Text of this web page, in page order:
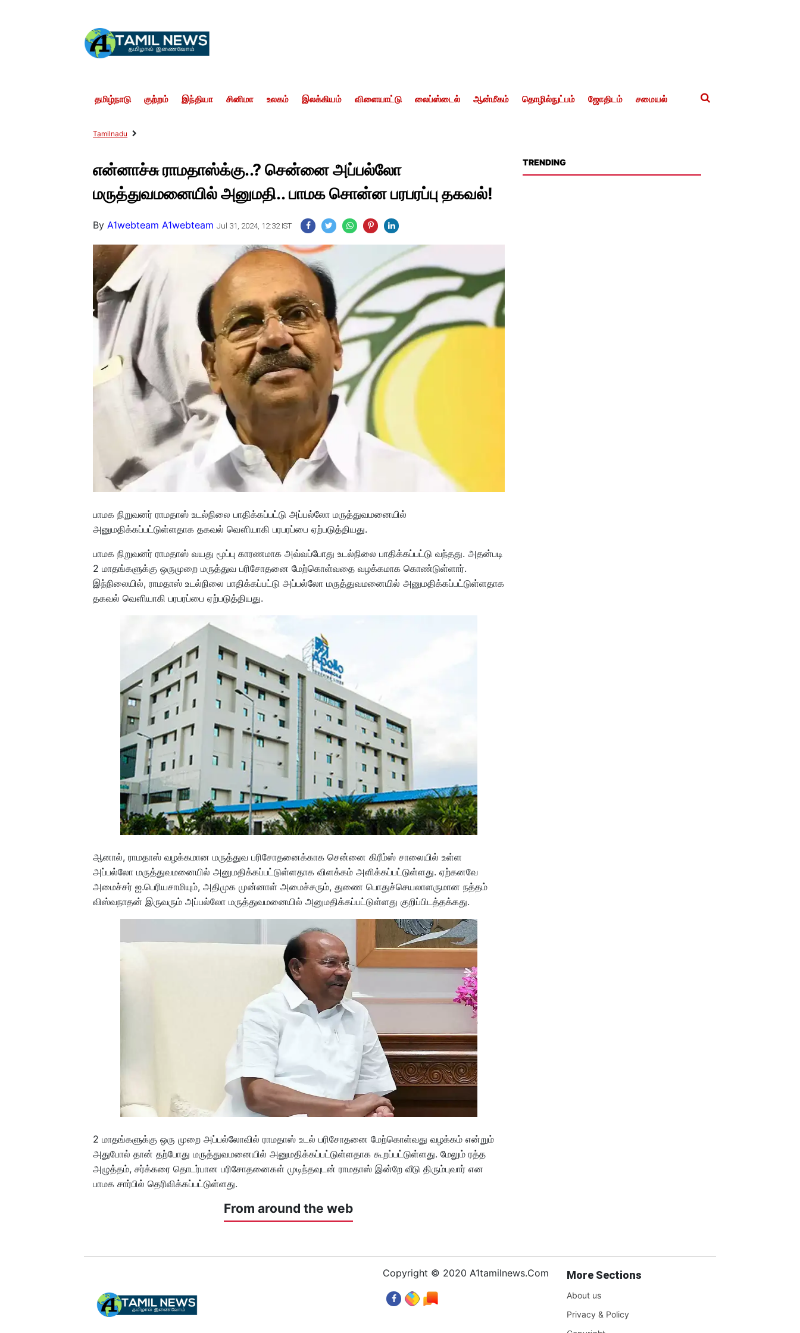
தமிழ்நாடு குற்றம் இந்தியா சினிமா உலகம் இலக்கியம் விளையாட்டு லைப்ஸ்டைல் ஆன்மீகம் தொழில்நுட்பம் ஜோதிடம் சமையல்
Tamilnadu
என்னாச்சு ராமதாஸ்க்கு..? சென்னை அப்பல்லோ
மருத்துவமனையில் அனுமதி.. பாமக சொன்ன பரபரப்பு தகவல்!
ByA1webteam A1webteam Jul 31, 2024, 12:32 IST
பாமக நிறுவனர் ராமதாஸ் உடல்நிலை பாதிக்கப்பட்டு அப்பல்லோ மருத்துவமனையில்
அனுமதிக்கப்பட்டுள்ளதாக தகவல் வௌியாகி பரபரப்பை ஏற்படுத்தியது.
பாமக நிறுவனர் ராமதாஸ் வயது மூப்பு காரணமாக அவ்வப்போது உடல்நிலை பாதிக்கப்பட்டு வந்தது. அதன்படி
2 மாதங்களுக்கு ஒருமுறை மருத்துவ பரிசோதனை மேற்கொள்வதை வழக்கமாக கொண்டுள்ளார்.
இந்நிலையில், ராமதாஸ் உடல்நிலை பாதிக்கப்பட்டு அப்பல்லோ மருத்துவமனையில் அனுமதிக்கப்பட்டுள்ளதாக
தகவல் வௌியாகி பரபரப்பை ஏற்படுத்தியது.
ஆனால், ராமதாஸ் வழக்கமான மருத்துவ பரிசோதனைக்காக சென்னை கிரீம்ஸ் சாலையில் உள்ள
அப்பல்லோ மருத்துவமனையில் அனுமதிக்கப்பட்டுள்ளதாக விளக்கம் அளிக்கப்பட்டுள்ளது. ஏற்கனவே
அமைச்சர் ஐ.பெரியசாமியும், அதிமுக முன்னாள் அமைச்சரும், துணை பொதுச்செயலாளருமான நத்தம்
விஸ்வநாதன் இருவரும் அப்பல்லோ மருத்துவமனையில் அனுமதிக்கப்பட்டுள்ளது குறிப்பிடத்தக்கது.
2 மாதங்களுக்கு ஒரு முறை அப்பல்லோவில் ராமதாஸ் உடல் பரிசோதனை மேற்கொள்வது வழக்கம் என்றும்
அதுபோல் தான் தற்போது மருத்துவமனையில் அனுமதிக்கப்பட்டுள்ளதாக கூறப்பட்டுள்ளது. மேலும் ரத்த
அழுத்தம், சர்க்கரை தொடர்பான பரிசோதனைகள் முடிந்தவுடன் ராமதாஸ் இன்றே வீடு திரும்புவார் என
பாமக சார்பில் தெரிவிக்கப்பட்டுள்ளது.
From around the web
TRENDING
Copyright © 2020 A1tamilnews.Com More Sections
About us
Privacy & Policy